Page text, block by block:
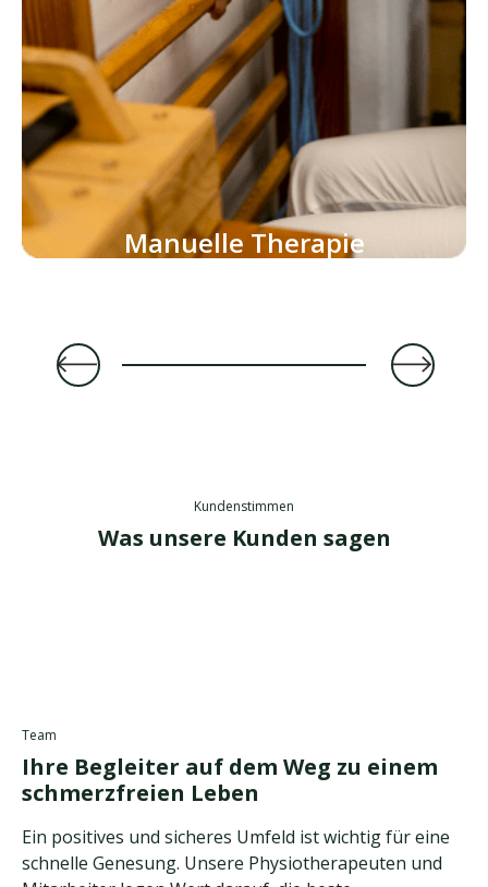
Manuelle Therapie
Kundenstimmen
Was unsere Kunden sagen
Team
Ihre Begleiter auf dem Weg zu einem
schmerzfreien Leben
Ein positives und sicheres Umfeld ist wichtig für eine
schnelle Genesung. Unsere Physiotherapeuten und